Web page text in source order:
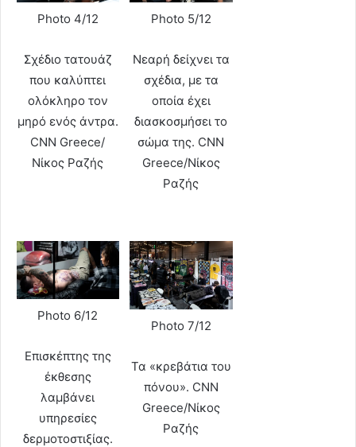
Photo 4/12
Σχέδιο τατουάζ
που καλύπτει
ολόκληρο τον
μηρό ενός άντρα.
CNN Greece/
Νίκος Ραζής
Photo 5/12
Νεαρή δείχνει τα
σχέδια, με τα
οποία έχει
διασκοσμήσει το
σώμα της. CNN
Greece/Νίκος
Ραζής
Photo 6/12
Επισκέπτης της
έκθεσης
λαμβάνει
υπηρεσίες
δερμοτοστιξίας.
Photo 7/12
Τα «κρεβάτια του
πόνου». CNN
Greece/Νίκος
Ραζής